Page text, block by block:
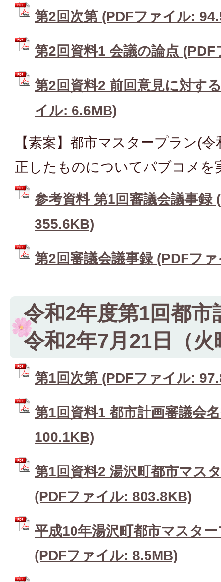
第2回次第 (PDFファイル:
第2回資料1 会議の論点
第2回資料2 前回意見に対す
イル: 6.6MB)
【素案】都市マスタープラン(
正したものについてパブコメを
参考資料 第1回審議会議事録
355.6KB)
第2回審議会議事録 (PDFフ
令和2年度第1回都市
令和2年7月21日（火
第1回次第 (PDFファイル:
第1回資料1 都市計画審議会
100.1KB)
第1回資料2 湯沢町都市マス
(PDFファイル: 803.8KB)
平成10年湯沢町都市マスタ
(PDFファイル: 8.5MB)